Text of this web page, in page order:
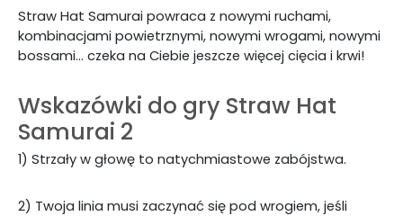
Straw Hat Samurai powraca z nowymi ruchami,
kombinacjami powietrznymi, nowymi wrogami, nowymi
bossami… czeka na Ciebie jeszcze więcej cięcia i krwi!
Wskazówki do gry Straw Hat
Samurai 2
1) Strzały w głowę to natychmiastowe zabójstwa.
2) Twoja linia musi zaczynać się pod wrogiem, jeśli